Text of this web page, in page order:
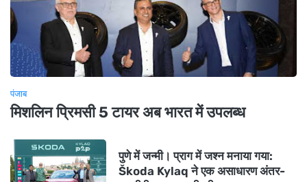
पंजाब
मिशलिन प्रिमसी 5 टायर अब भारत में उपलब्ध
पुणे में जन्मी। प्राग में जश्न मनाया गया:
Škoda Kylaq ने एक असाधारण अंतर-